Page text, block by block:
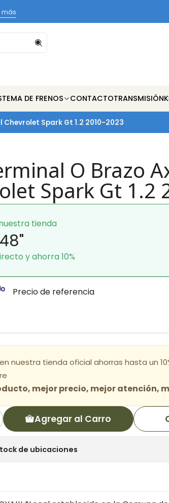
DE FRENOS CONTACTOTRANSMISIÓN
más
Chevrolet Spark Gt 1.2 2010-2023
O Brazo
Spark Gt 1.2
tienda
y ahorra 10%
Precio de referencia
nuestra tienda oficial ahorras hasta un
mejor precio, mejor atención,
Agregar al Carro
de ubicaciones